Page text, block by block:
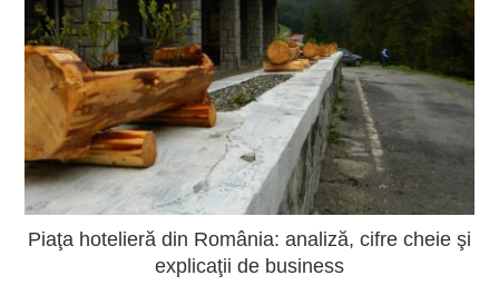
Piaţa hotelieră din România: analiză, cifre cheie şi
explicaţii de business